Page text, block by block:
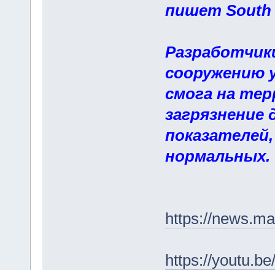
пишет South
сооружению
смога на
нормальных.
https://
https://